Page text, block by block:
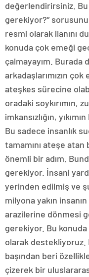
değerlendirirsiniz. Bu
gerekiyor?”
resmi olarak ilanını
konuda çok emeği
çalmayayım. Burada
arkadaşlarımızın
ateşkes sürecine
oradaki soykırımın,
imkansızlığın,
Bu sadece insanlık
tamamını ateşe
önemli bir adım.
gerekiyor. İnsani
yerinden edilmiş ve
milyona yakın
arazilerine dönmesi
gerekiyor. Bu konuda
olarak destekliyoruz.
başından beri
çizerek bir